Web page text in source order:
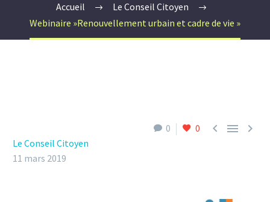
Accueil
Le Conseil Citoyen
Webinaire »Renouvellement urbain et cadre de vie »
0 0   
Le Conseil Citoyen
11 mars 2019